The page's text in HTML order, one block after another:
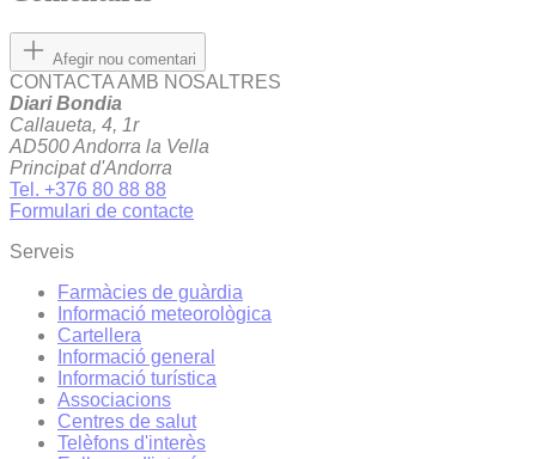
Afegir nou comentari
CONTACTA AMB NOSALTRES
Diari Bondia
Callaueta, 4, 1r
AD500 Andorra la Vella
Principat d'Andorra
Tel. +376 80 88 88
Formulari de contacte
Serveis
Farmàcies de guàrdia
Informació meteorològica
Cartellera
Informació general
Informació turística
Associacions
Centres de salut
Telèfons d'interès